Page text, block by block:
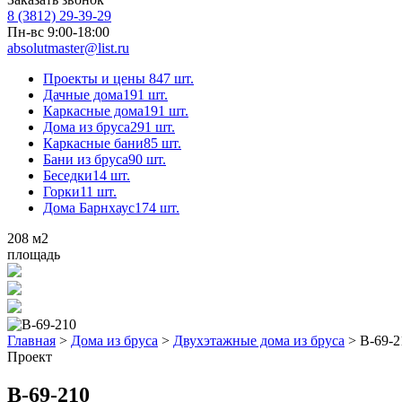
8 (3812) 29-39-29
Пн-вс 9:00-18:00
absolutmaster@list.ru
Проекты и цены 847 шт.
Дачные дома191 шт.
Каркасные дома191 шт.
Дома из бруса291 шт.
Каркасные бани85 шт.
Бани из бруса90 шт.
Беседки14 шт.
Горки11 шт.
Дома Барнхаус174 шт.
208 м2
площадь
Главная > Дома из бруса > Двухэтажные дома из бруса > В-69-
Проект
В-69-210